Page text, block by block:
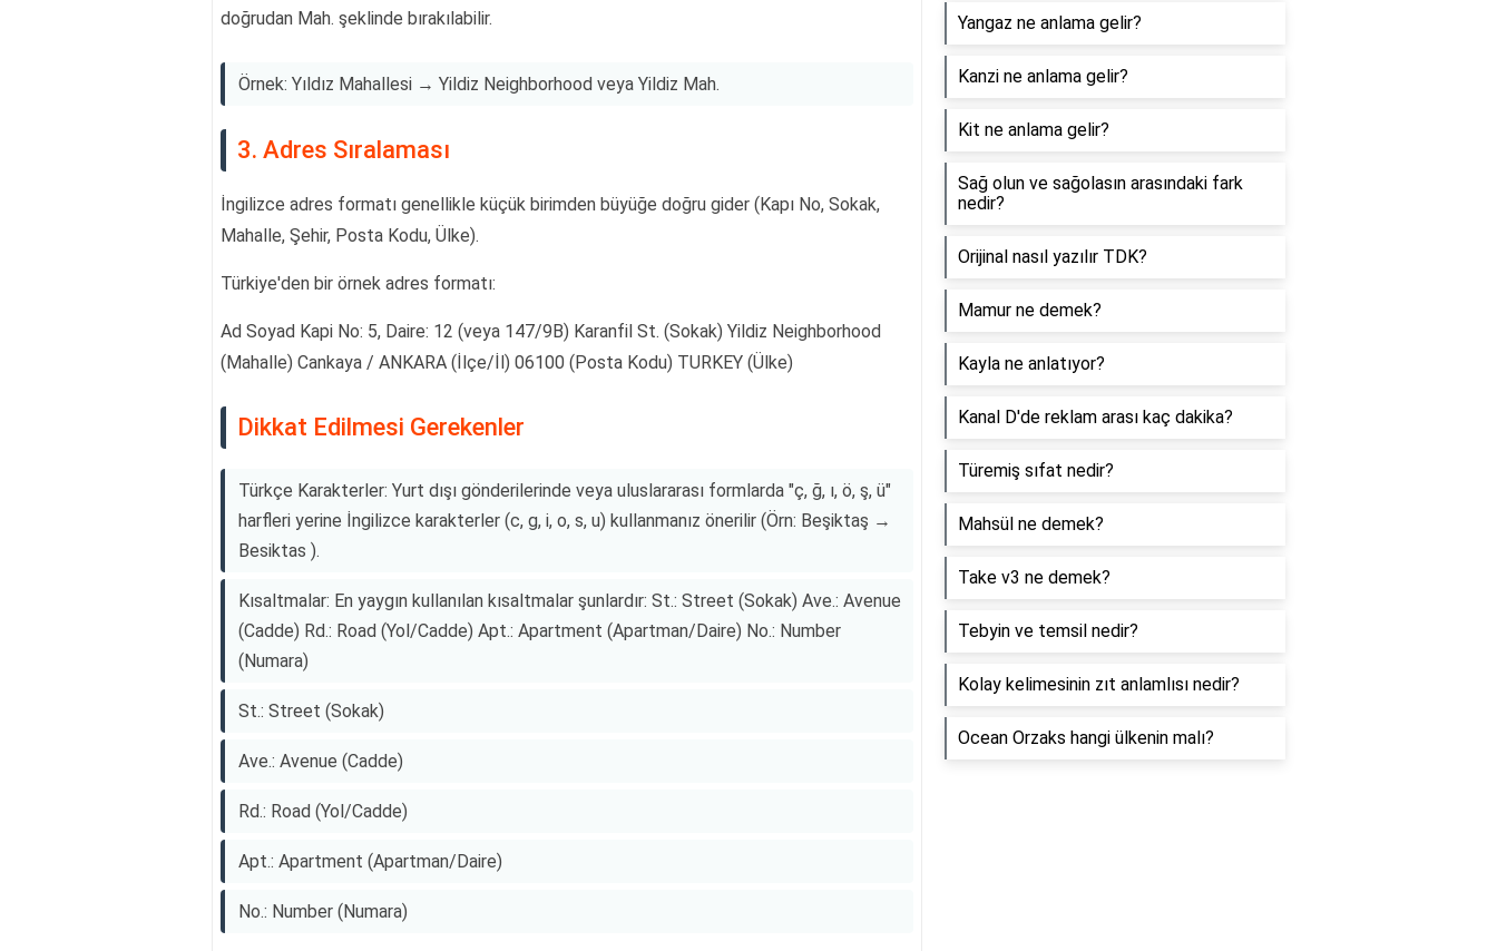
doğrudan Mah. şeklinde bırakılabilir.
Örnek: Yıldız Mahallesi → Yildiz Neighborhood veya Yildiz Mah.
3. Adres Sıralaması
İngilizce adres formatı genellikle küçük birimden büyüğe doğru gider (Kapı No, Sokak,
Mahalle, Şehir, Posta Kodu, Ülke).
Türkiye'den bir örnek adres formatı:
Ad Soyad Kapi No: 5, Daire: 12 (veya 147/9B) Karanfil St. (Sokak) Yildiz Neighborhood
(Mahalle) Cankaya / ANKARA (İlçe/İl) 06100 (Posta Kodu) TURKEY (Ülke)
Dikkat Edilmesi Gerekenler
Türkçe Karakterler: Yurt dışı gönderilerinde veya uluslararası formlarda "ç, ğ, ı, ö, ş, ü"
harfleri yerine İngilizce karakterler (c, g, i, o, s, u) kullanmanız önerilir (Örn: Beşiktaş →
Besiktas ).
Kısaltmalar: En yaygın kullanılan kısaltmalar şunlardır: St.: Street (Sokak) Ave.: Avenue
(Cadde) Rd.: Road (Yol/Cadde) Apt.: Apartment (Apartman/Daire) No.: Number
(Numara)
St.: Street (Sokak)
Ave.: Avenue (Cadde)
Rd.: Road (Yol/Cadde)
Apt.: Apartment (Apartman/Daire)
No.: Number (Numara)
Yangaz ne anlama gelir?
Kanzi ne anlama gelir?
Kit ne anlama gelir?
Sağ olun ve sağolasın arasındaki fark
nedir?
Orijinal nasıl yazılır TDK?
Mamur ne demek?
Kayla ne anlatıyor?
Kanal D'de reklam arası kaç dakika?
Türemiş sıfat nedir?
Mahsül ne demek?
Take v3 ne demek?
Tebyin ve temsil nedir?
Kolay kelimesinin zıt anlamlısı nedir?
Ocean Orzaks hangi ülkenin malı?